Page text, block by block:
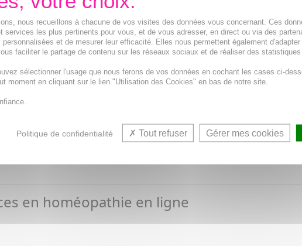
sera expédiée sous3 à 4 jours ouvrés
et ne remplacent pas une consultation médicale.
en homéopathie en ligne
nous recueillons à chacune de vos visites des données vous concernant. Ces
services les plus pertinents pour vous, et de vous adresser, en direct ou via des
et de mesurer leur efficacité. Elles nous permettent également
faciliter le partage de contenu sur les réseaux sociaux et de réaliser des statistiques
sélectionner l'usage que nous ferons de vos données en cochant les cases ci-
moment en cliquant sur le lien "Utilisation des Cookies" en bas de notre site.
Politique de confidentialité Tout refuser Gérer mes cookies